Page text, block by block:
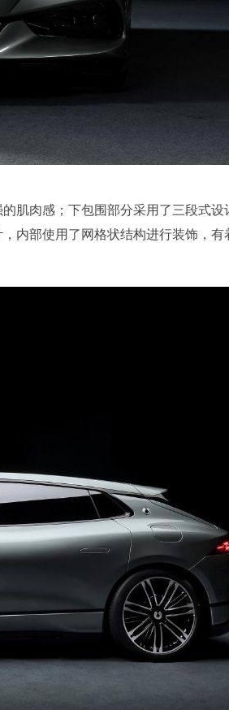
肌肉感；下包围部分采用了三段式设
内部使用了网格状结构进行装饰，有